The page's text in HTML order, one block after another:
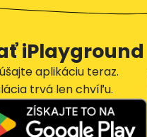
iPlayground
aplikáciu teraz.
trvá len chvíľu.